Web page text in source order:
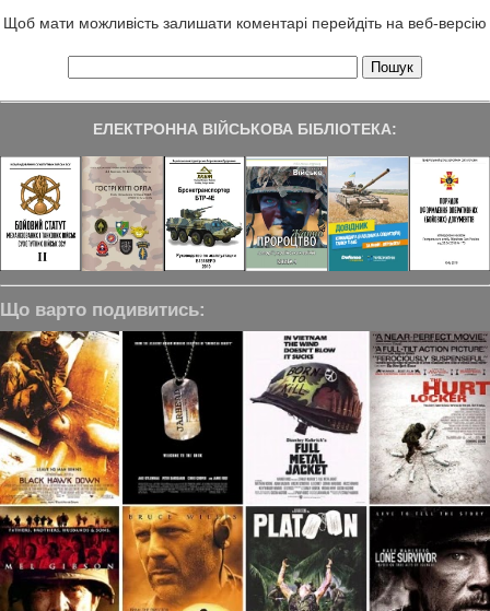
Щоб мати можливість залишати коментарі перейдіть на веб-версію
ЕЛЕКТРОННА ВІЙСЬКОВА БІБЛІОТЕКА:
Що варто подивитись: